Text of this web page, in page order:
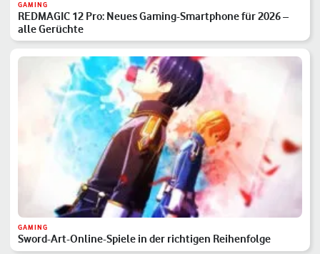
GAMING
REDMAGIC 12 Pro: Neues Gaming-Smartphone für 2026 –
alle Gerüchte
GAMING
Sword-Art-Online-Spiele in der richtigen Reihenfolge